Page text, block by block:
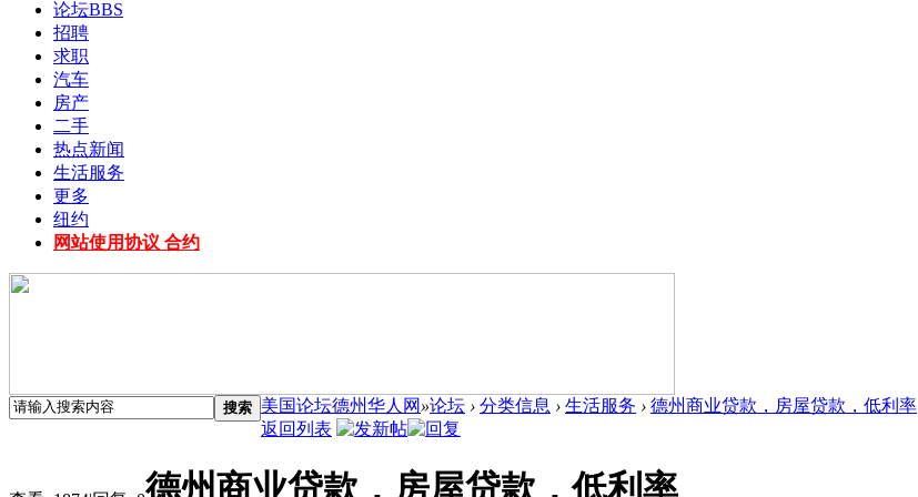
论坛BBS
招聘
求职
汽车
房产
二手
热点新闻
生活服务
更多
纽约
网站使用协议 合约
搜索 美国论坛德州华人网 »论坛 › 分类信息 › 生活服务 › 德州商业贷款，房屋贷款，低利率
返回列表
德州商业贷款，房屋贷款，低利率